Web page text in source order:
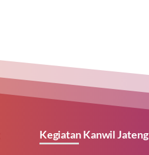
Kegiatan Kanwil Jateng